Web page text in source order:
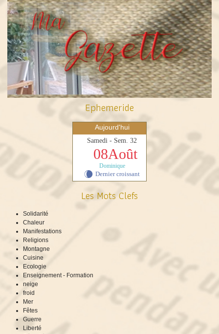
Ephemeride
Aujourd'hui
Samedi - Sem. 32
08Août
Dominique
W Dernier croissant
Les Mots Clefs
Solidarité
Chaleur
Manifestations
Religions
Montagne
Cuisine
Ecologie
Enseignement - Formation
neige
froid
Mer
Fêtes
Guerre
Liberté